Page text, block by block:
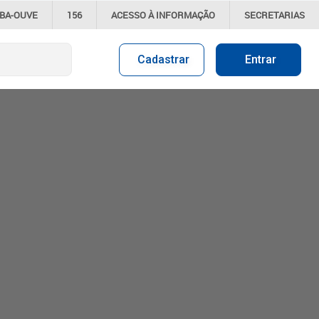
OUVE 156 ACESSO ÀINFORMAÇÃO SECRETARIAS
Cadastrar Entrar